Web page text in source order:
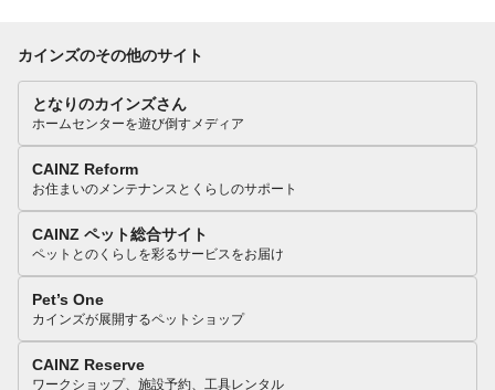
カインズのその他のサイト
となりのカインズさん
ホームセンターを遊び倒すメディア
CAINZ Reform
お住まいのメンテナンスとくらしのサポート
CAINZ ペット総合サイト
ペットとのくらしを彩るサービスをお届け
Pet’s One
カインズが展開するペットショップ
CAINZ Reserve
ワークショップ、施設予約、工具レンタル